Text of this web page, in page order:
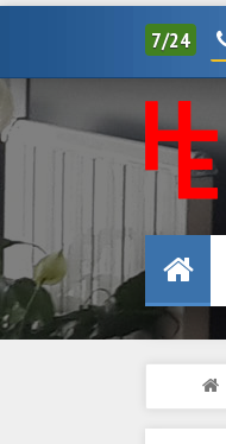
7/24